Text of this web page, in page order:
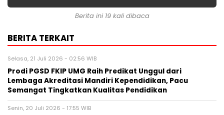
Berita ini 19 kali dibaca
BERITA TERKAIT
Selasa, 21 Juli 2026 - 02:56 WIB
Prodi PGSD FKIP UMG Raih Predikat Unggul dari
Lembaga Akreditasi Mandiri Kependidikan, Pacu
Semangat Tingkatkan Kualitas Pendidikan
Senin, 20 Juli 2026 - 17:55 WIB